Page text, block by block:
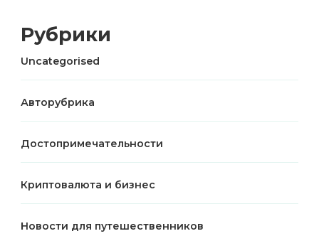
Рубрики
Uncategorised
Авторубрика
Достопримечательности
Криптовалюта и бизнес
Новости для путешественников